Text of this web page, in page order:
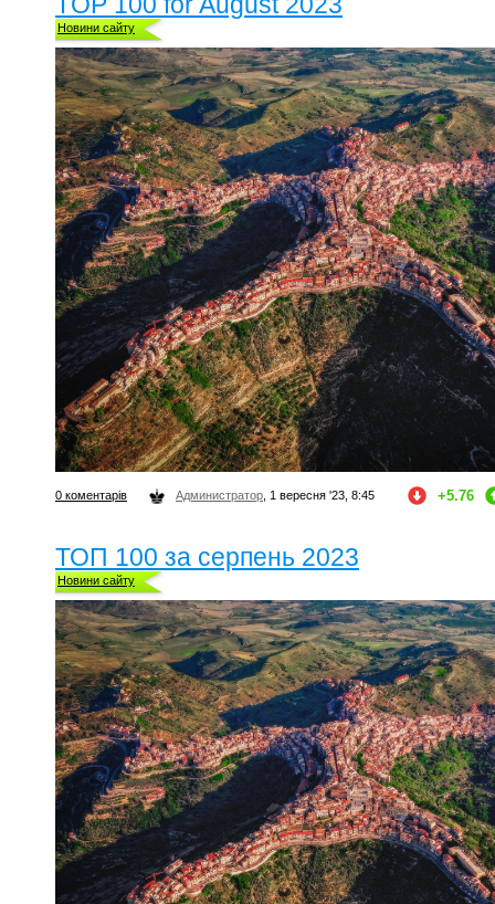
Новини сайту
0 коментарів Администратор , 1 вересня '23, 8:45 +5.76
ТОП 100 за серпень 2023
Новини сайту